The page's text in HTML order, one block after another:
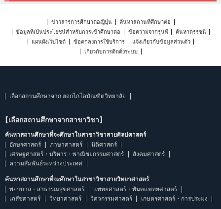
ข่าวสารการศึกษาต่อญี่ปุ่น
ค้นหาสถานที่ศึกษาต่อ
ข้อมูลที่เป็นประโยชน์สำหรับการเข้าศึกษาต่อ
ข้อความจากรุ่นพี่
ค้นหาดรรชนี
แผนผังเว็บไซต์
ข้อตกลงการใช้บริการ
แจ้งเกี่ยวกับข้อมูลส่วนตัว
เกี่ยวกับการติดตั้งระบบ
เลือกสถานศึกษาจาก ฮอกไกโดบัณฑิตวิทยาลัย
【เลือกสถานศึกษาจากสาขาวิชา】
ค้นหาสถานศึกษาที่จะศึกษาในสาขาวิชาสายศิลปศาสตร์
อักษรศาสตร์
ภาษาศาสตร์
นิติศาสตร์
เศรษฐศาสตร์・บริหาร・พาณิชยกรรมศาสตร์
สังคมศาสตร์
ความสัมพันธ์ระหว่างประเทศ
ค้นหาสถานศึกษาที่จะศึกษาในสาขาวิชาสายวิทยาศาสตร์
พยาบาล・สาธารณสุขศาสตร์
แพทยศาสตร์・ทันตแพทยศาสตร์
เภสัชศาสตร์
วิทยาศาสตร์ วิศวกรรมศาสตร์ เกษตรศาสตร์・การประมง